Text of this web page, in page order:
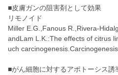
■皮膚ガンの阻害剤として効果
リモノイド
Miller E.G.,Fanous R.,Rivera-
andLam L.K.:The effects of citrus
uch
■がん細胞に対するアポトーシス誘